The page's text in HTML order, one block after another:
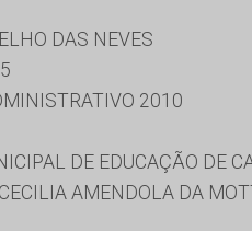
DAS NEVES
2010
DE EDUCAÇÃO DE
AMENDOLA DA